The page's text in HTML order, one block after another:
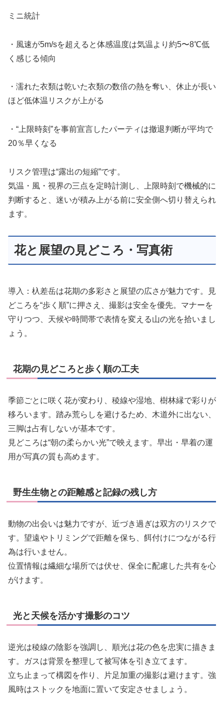
ミニ統計
・風速が5m/sを超えると体感温度は気温より約5〜8℃低
く感じる傾向
・濡れた衣類は乾いた衣類の数倍の熱を奪い、休止が長い
ほど低体温リスクが上がる
・“上限時刻”を事前宣言したパーティは撤退判断が平均で
20％早くなる
リスク管理は“露出の短縮”です。
気温・風・視界の三点を定時計測し、上限時刻で機械的に
判断すると、迷いが積み上がる前に安全側へ切り替えられ
ます。
花と展望の見どころ・写真術
導入 ：杁差岳は花期の多彩さと展望の広さが魅力です。見
どころを“歩く順”に押さえ、撮影は安全を優先。マナーを
守りつつ、天候や時間帯で表情を変える山の光を拾いまし
ょう。
花期の見どころと歩く順の工夫
季節ごとに咲く花が変わり、稜線や湿地、樹林縁で彩りが
移ろいます。踏み荒らしを避けるため、木道外に出ない、
三脚は占有しないが基本です。
見どころは“朝の柔らかい光”で映えます。早出・早着の運
用が写真の質も高めます。
野生生物との距離感と記録の残し方
動物の出会いは魅力ですが、近づき過ぎは双方のリスクで
す。望遠やトリミングで距離を保ち、餌付けにつながる行
為は行いません。
位置情報は繊細な場所では伏せ、保全に配慮した共有を心
がけます。
光と天候を活かす撮影のコツ
逆光は稜線の陰影を強調し、順光は花の色を忠実に描きま
す。ガスは背景を整理して被写体を引き立てます。
立ち止まって構図を作り、片足加重の撮影は避けます。強
風時はストックを地面に置いて安定させましょう。